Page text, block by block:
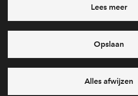
Heb je een vraag en wil je direct
712 26 37
6 dagen per week
feestdagen)
vandaag van 09:00 -